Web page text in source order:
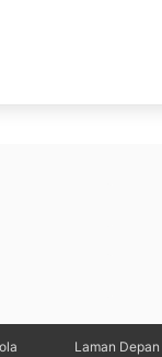
Laman Depan